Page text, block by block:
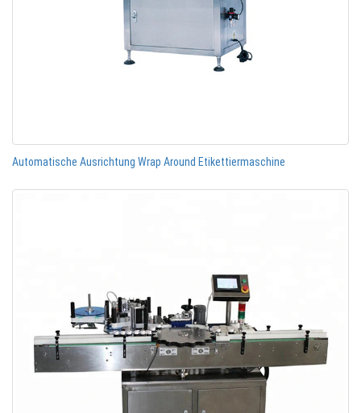
Automatische Ausrichtung Wrap Around Etikettiermaschine